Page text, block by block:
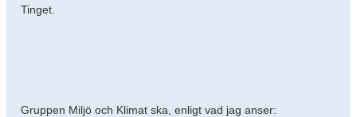
Tinget.
Gruppen Miljö och Klimat ska, enligt vad jag anser: